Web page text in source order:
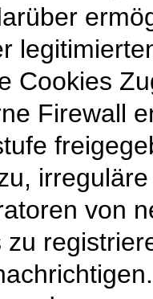
Cookies
Firewall
von